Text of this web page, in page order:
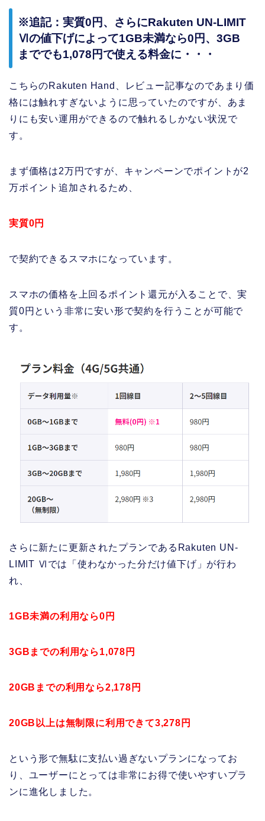
※追記：実質0円、さらにRakuten UN-LIMIT
Ⅵの値下げによって1GB未満なら0円、3GB
まででも1,078円で使える料金に・・・
こちらのRakuten Hand、レビュー記事なのであまり価
格には触れすぎないように思っていたのですが、あま
りにも安い運用ができるので触れるしかない状況で
す。
まず価格は2万円ですが、キャンペーンでポイントが2
万ポイント追加されるため、
実質0円
で契約できるスマホになっています。
スマホの価格を上回るポイント還元が入ることで、実
質0円という非常に安い形で契約を行うことが可能で
す。
さらに新たに更新されたプランであるRakuten UN-
LIMIT Ⅵでは「使わなかった分だけ値下げ」が行わ
れ、
1GB未満の利用なら0円
3GBまでの利用なら1,078円
20GBまでの利用なら2,178円
20GB以上は無制限に利用できて3,278円
という形で無駄に支払い過ぎないプランになってお
り、ユーザーにとっては非常にお得で使いやすいプラ
ンに進化しました。